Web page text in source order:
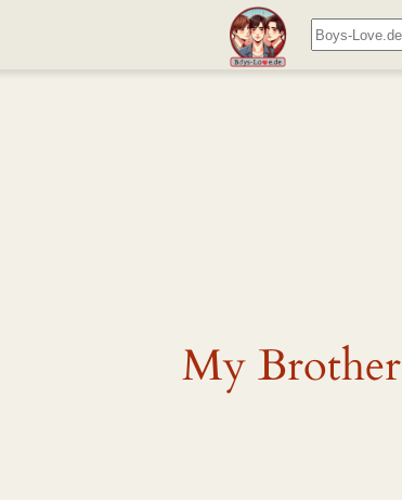
Suchen
My Brother